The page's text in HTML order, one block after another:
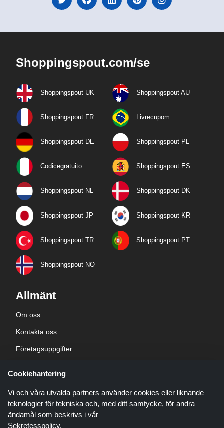
Shoppingspout.com/se
Shoppingspout UK Shoppingspout AU
Shoppingspout FR Livrecupom
Shoppingspout DE Shoppingspout PL
Codicegratuito Shoppingspout ES
Shoppingspout NL Shoppingspout DK
Shoppingspout JP Shoppingspout KR
Shoppingspout TR Shoppingspout PT
Shoppingspout NO
Allmänt
Om oss
Kontakta oss
Företagsuppgifter
Cookiehantering
Vi och våra utvalda partners använder cookies eller liknande
teknologier för tekniska och, med ditt samtycke, för andra
ändamål som beskrivs i vår
Sekretesspolicy.